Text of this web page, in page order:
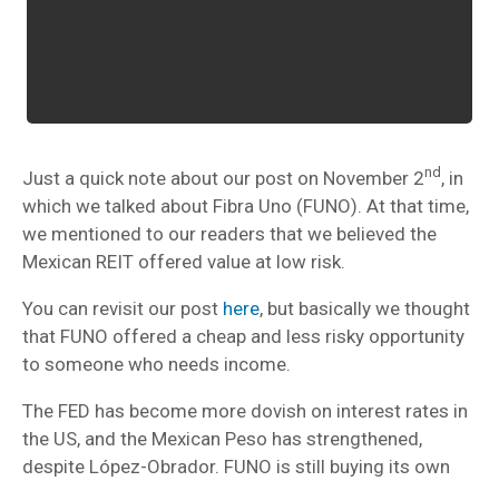
Just a quick note about our post on November 2nd , in
which we talked about Fibra Uno (FUNO). At that time,
we mentioned to our readers that we believed the
Mexican REIT offered value at low risk.
You can revisit our post here, but basically we thought
that FUNO offered a cheap and less risky opportunity
to someone who needs income.
The FED has become more dovish on interest rates in
the US, and the Mexican Peso has strengthened,
despite López-Obrador. FUNO is still buying its own